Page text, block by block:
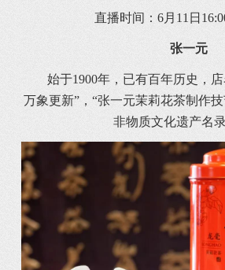
直播时间：6月11日
张一元
始于1900年，已有百年历史，店
万象更新”，“张一元茉莉花茶制作
非物质文化遗产名录